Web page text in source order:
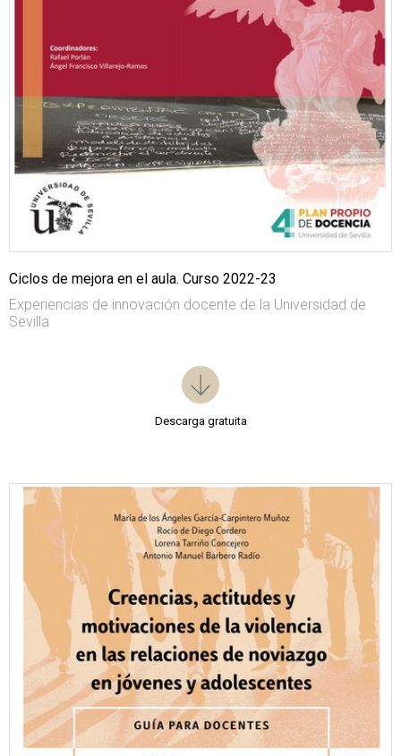
Ciclos de mejora en el aula. Curso 2022-23
Experiencias de innovación docente de la Universidad de
Sevilla
Descarga gratuita